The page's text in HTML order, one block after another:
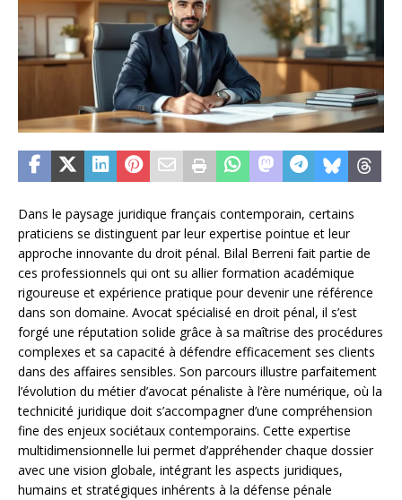
Dans le paysage juridique français contemporain, certains
praticiens se distinguent par leur expertise pointue et leur
approche innovante du droit pénal. Bilal Berreni fait partie de
ces professionnels qui ont su allier formation académique
rigoureuse et expérience pratique pour devenir une référence
dans son domaine. Avocat spécialisé en droit pénal, il s’est
forgé une réputation solide grâce à sa maîtrise des procédures
complexes et sa capacité à défendre efficacement ses clients
dans des affaires sensibles. Son parcours illustre parfaitement
l’évolution du métier d’avocat pénaliste à l’ère numérique, où la
technicité juridique doit s’accompagner d’une compréhension
fine des enjeux sociétaux contemporains. Cette expertise
multidimensionnelle lui permet d’appréhender chaque dossier
avec une vision globale, intégrant les aspects juridiques,
humains et stratégiques inhérents à la défense pénale